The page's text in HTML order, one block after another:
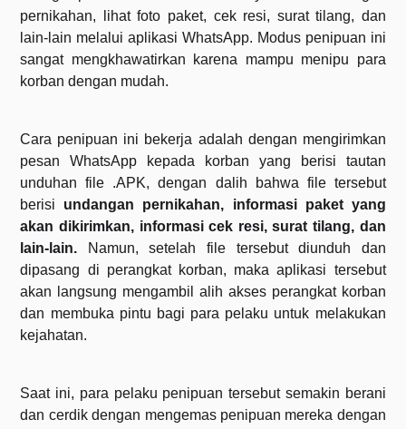
pernikahan, lihat foto paket, cek resi, surat tilang, dan
lain-lain melalui aplikasi WhatsApp. Modus penipuan ini
sangat mengkhawatirkan karena mampu menipu para
korban dengan mudah.
Cara penipuan ini bekerja adalah dengan mengirimkan
pesan WhatsApp kepada korban yang berisi tautan
unduhan file .APK, dengan dalih bahwa file tersebut
berisi undangan pernikahan, informasi paket yang
akan dikirimkan, informasi cek resi, surat tilang, dan
lain-lain. Namun, setelah file tersebut diunduh dan
dipasang di perangkat korban, maka aplikasi tersebut
akan langsung mengambil alih akses perangkat korban
dan membuka pintu bagi para pelaku untuk melakukan
kejahatan.
Saat ini, para pelaku penipuan tersebut semakin berani
dan cerdik dengan mengemas penipuan mereka dengan